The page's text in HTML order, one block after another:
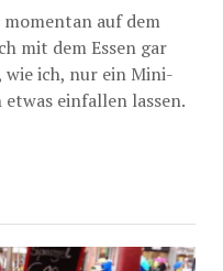
momentan auf dem
mit dem Essen gar
ich, nur ein Mini-
einfallen lassen.